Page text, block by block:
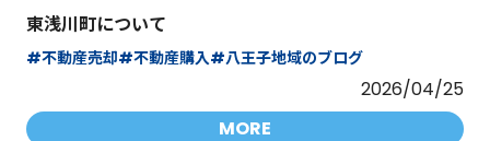
東浅川町について
#不動産売却#不動産購入#八王子地域のブログ
2026/04/25
MORE